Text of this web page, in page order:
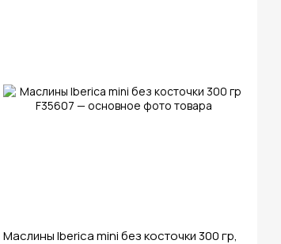
Маслины Iberica mini без косточки 300 гр,